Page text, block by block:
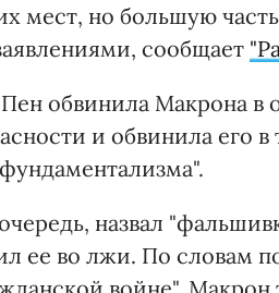
мест, но большую
сообщает
обвинила Макрона в
и обвинила его
назвал
ее во лжи. По словам